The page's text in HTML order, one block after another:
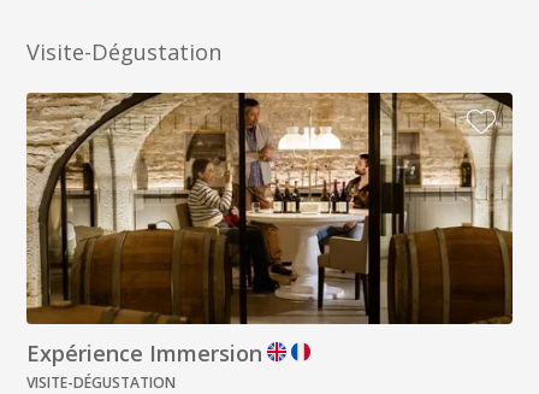
Visite-Dégustation
Expérience Immersion
VISITE-DÉGUSTATION